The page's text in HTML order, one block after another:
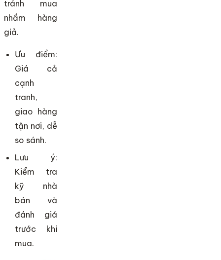
tránh mua
nhầm hàng
giả.
Ưu điểm:
Giá cả
cạnh
tranh,
giao hàng
tận nơi, dễ
so sánh.
Lưu ý:
Kiểm tra
kỹ nhà
bán và
đánh giá
trước khi
mua.